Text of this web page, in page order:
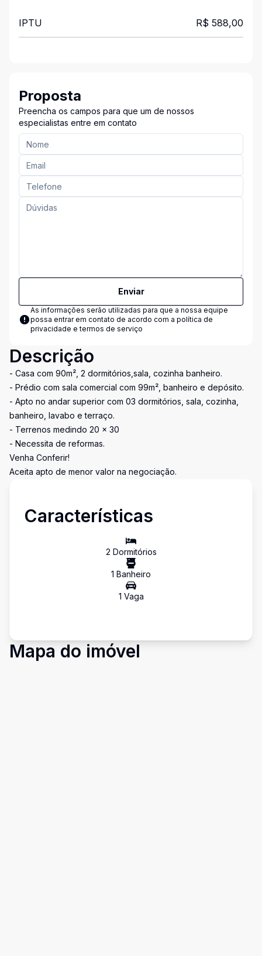
IPTU R$ 588,00
Proposta
Preencha os campos para que um de nossos
especialistas entre em contato
Enviar
As informações serão utilizadas para que a nossa equipe
possa entrar em contato de acordo com a política de
privacidade e termos de serviço
Descrição
- Casa com 90m², 2 dormitórios,sala, cozinha banheiro.
- Prédio com sala comercial com 99m², banheiro e depósito.
- Apto no andar superior com 03 dormitórios, sala, cozinha,
banheiro, lavabo e terraço.
- Terrenos medindo 20 x 30
- Necessita de reformas.
Venha Conferir!
Aceita apto de menor valor na negociação.
Características
2 Dormitórios
1 Banheiro
1 Vaga
Mapa do imóvel